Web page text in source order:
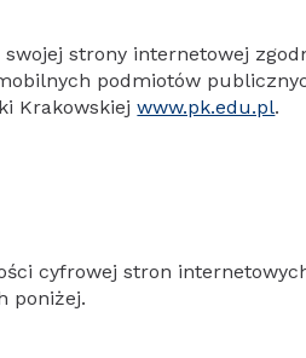
strony internetowej
podmiotów
Krakowskiejwww.pk.edu.pl.
cyfrowej stron
poniżej.